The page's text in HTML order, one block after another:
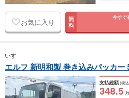
お気に入り 無
料
今すぐ
いすゞ
エルフ 新明和製 巻き込みパッカー
支払総額(税
348.5